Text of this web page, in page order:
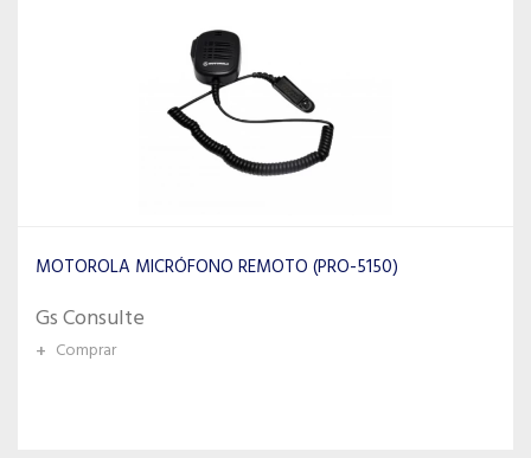
MOTOROLA MICRÓFONO REMOTO (PRO-5150)
Gs Consulte
+ Comprar